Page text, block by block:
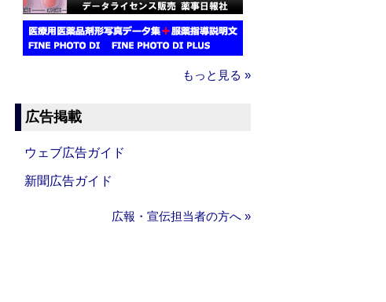
もっと見る »
広告掲載
ウェブ広告ガイド
新聞広告ガイド
広報・宣伝担当者の方へ »